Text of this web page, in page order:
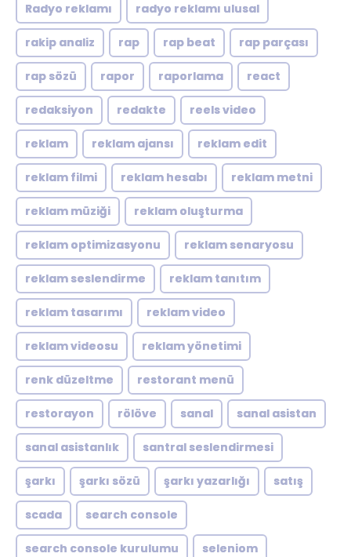
Radyo reklamı radyo reklamı ulusal
rakip analiz rap rap beat rap parçası
rap sözü rapor raporlama react
redaksiyon redakte reels video
reklam reklam ajansı reklam edit
reklam filmi reklam hesabı reklam metni
reklam müziği reklam oluşturma
reklam optimizasyonu reklam senaryosu
reklam seslendirme reklam tanıtım
reklam tasarımı reklam video
reklam videosu reklam yönetimi
renk düzeltme restorant menü
restorayon rölöve sanal sanal asistan
sanal asistanlık santral seslendirmesi
şarkı şarkı sözü şarkı yazarlığı satış
scada search console
search console kurulumu seleniom